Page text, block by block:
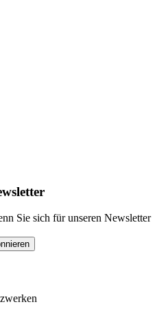
Sie sich für unseren Newsletter